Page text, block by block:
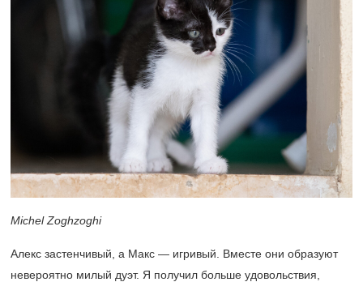
Michel Zoghzoghi
Алекс застенчивый, а Макс — игривый. Вместе они образуют
невероятно милый дуэт. Я получил больше удовольствия,